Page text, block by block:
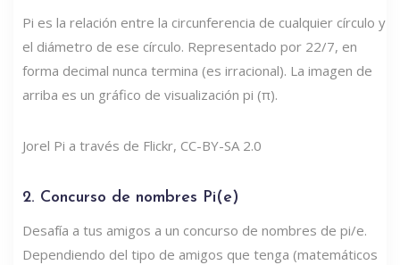
Pi es la relación entre la circunferencia de cualquier círculo y
el diámetro de ese círculo. Representado por 22/7, en
forma decimal nunca termina (es irracional). La imagen de
arriba es un gráfico de visualización pi (π).
Jorel Pi a través de Flickr, CC-BY-SA 2.0
2. Concurso de nombres Pi(e)
Desafía a tus amigos a un concurso de nombres de pi/e.
Dependiendo del tipo de amigos que tenga (matemáticos